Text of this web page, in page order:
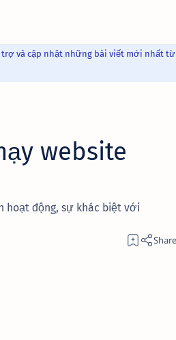
trợ và cập nhật những bài viết mới nhất từ
website
hoạt động, sự khác biệt với